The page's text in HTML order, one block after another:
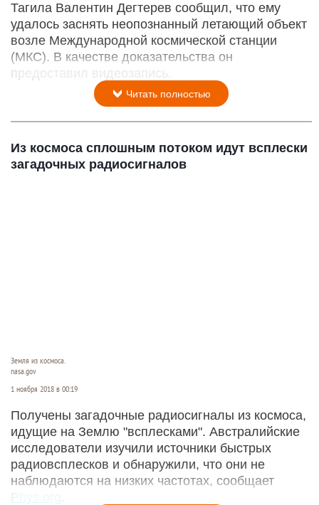
Тагила Валентин Дегтерев сообщил, что ему
удалось заснять неопознанный летающий объект
возле Международной космической станции
(МКС). В качестве доказательства он
предоставил видеозапись.
Читать полностью
Из космоса сплошным потоком идут всплески
загадочных радиосигналов
Земля из космоса.
nasa.gov
1 ноября 2018 в 00:19
Получены загадочные радиосигналы из космоса,
идущие на Землю "всплесками". Австралийские
исследователи изучили источники быстрых
радиовсплесков и обнаружили, что они не
наблюдаются на низких частотах, сообщает
Phys.org